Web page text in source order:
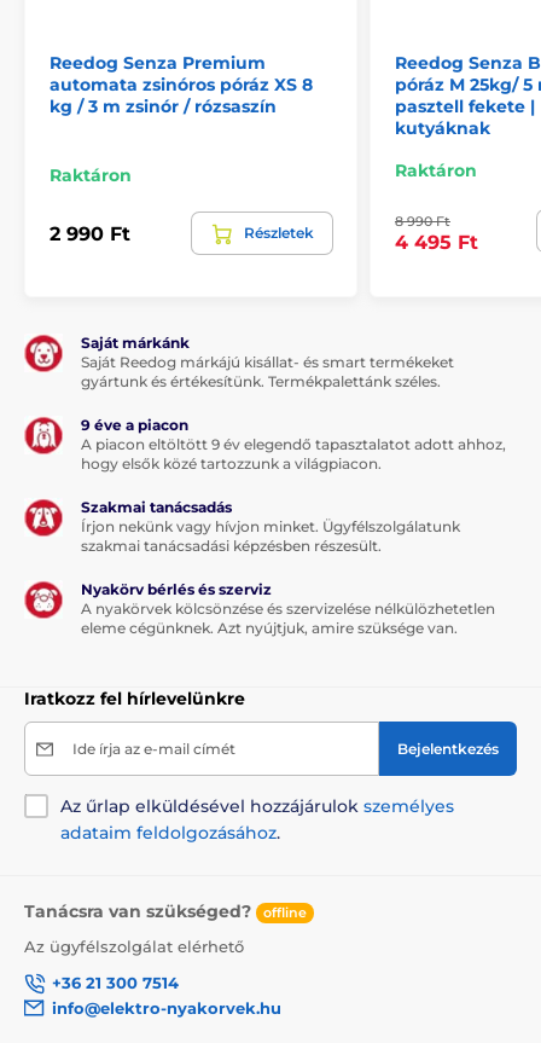
A multipozíciós szalagfunkció azt jelenti, hogy a
a kontrollt a póráz felett. Gond nélkül sétáltathatja
házi kedvencét. A póráz tökéletesen alkalmazkodik a
mozgásirányhoz. Nemcsak Ön fogja jól érezni magát,
A szalag kényelmesebb formája a sétáltatásnak és
szakítószilárdságú anyagból készült. A szövet kiválóan
(szalagfeltekerő) mechanizmus biztosítja a szalag
akadálymentes feltekerését - a szalag nem szorul be
A póráz vitathatatlan előnye a design, mely nemcsak
Reedog Senza Premium
automata zsinóros póráz XS 8
kg / 3 m zsinór / rózsaszín
Raktáron
2 990 Ft Részletek
Reedog Senza
póráz M 25kg/ 5
pasztell fekete |
kutyáknak
Raktáron
8 990 Ft
4 495 Ft
Saját márkánk
Saját Reedog márkájú kisállat- és smart termékeket
gyártunk és értékesítünk. Termékpalettánk széles.
9 éve a piacon
A piacon eltöltött 9 év elegendő tapasztalatot adott ahhoz,
hogy elsők közé tartozzunk a világpiacon.
Szakmai tanácsadás
Írjon nekünk vagy hívjon minket. Ügyfélszolgálatunk
szakmai tanácsadási képzésben részesült.
Nyakörv bérlés és szerviz
A nyakörvek kölcsönzése és szervizelése nélkülözhetetlen
eleme cégünknek. Azt nyújtjuk, amire szüksége van.
Iratkozz fel hírlevelünkre
Ide írja az e-mail címét Bejelentkezés
Az űrlap elküldésével hozzájárulok személyes
adataim feldolgozásához.
Tanácsra van szükséged? offline
Az ügyfélszolgálat elérhető
+36 21 300 7514
info@elektro-nyakorvek.hu